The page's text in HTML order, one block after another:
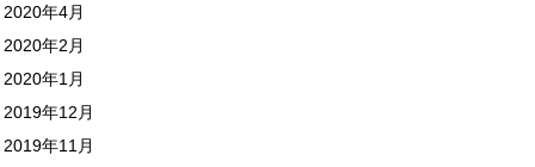
2020年4月
2020年2月
2020年1月
2019年12月
2019年11月